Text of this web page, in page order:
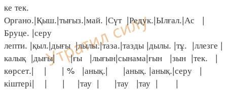
ке тек.
Органо.|Қыш.|тығыз.|май. |Сүт |Редук.|Ылғал.|Ас |
Бруце. |серу
лепти. |қыл.|дығы |лылы.|таза.|тазды |дылы. |тұ. |ллезге |
калық |дығы| |ғы |лығын|сынама|ғын |зын |тек. |
көрсет.| | | % |анық.| |анық. |анық.|серу |
кіштері| | | |тау | |тау |тау | |